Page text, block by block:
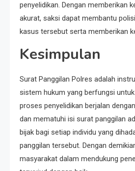
penyelidikan. Dengan memberikan
akurat, saksi dapat membantu
kasus tersebut serta memberikan
Kesimpulan
Surat Panggilan Polres adalah
sistem hukum yang berfungsi
proses penyelidikan berjalan
dan mematuhi isi surat panggilan
bijak bagi setiap individu yang
panggilan tersebut. Dengan
masyarakat dalam mendukung